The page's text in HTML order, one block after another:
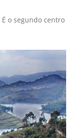
o segundo centro